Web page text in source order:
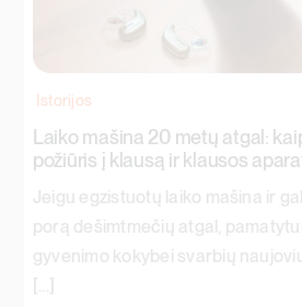
Istorijos
Laiko mašina 20 metų atgal:
požiūris į klausą ir klausos
Jeigu egzistuotų laiko mašina ir
porą dešimtmečių atgal,
gyvenimo kokybei svarbių
[...]